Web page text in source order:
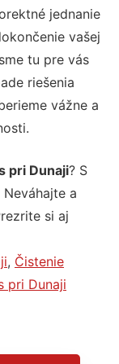
jednanie
vašej
tu pre vás
riešenia
vážne a
pri Dunaji? S
a
si aj
, Čistenie
pri Dunaji